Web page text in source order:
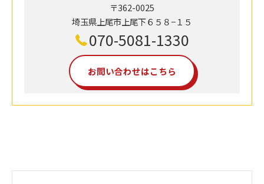
〒362-0025
埼玉県上尾市上尾下６５８−１５
070-5081-1330
お問い合わせはこちら